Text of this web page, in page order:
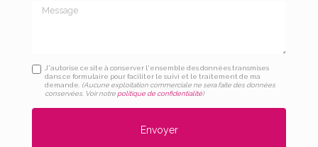
Message
J'autorise ce site à conserver l'ensemble des données transmises
dans ce formulaire pour faciliter le suivi et le traitement de ma
demande. (Aucune exploitation commerciale ne sera faite des données
conservées. Voir notre politique de confidentialité)